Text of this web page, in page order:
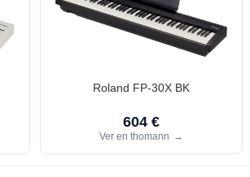
Roland FP-30X BK
604 €
Ver en thomann →